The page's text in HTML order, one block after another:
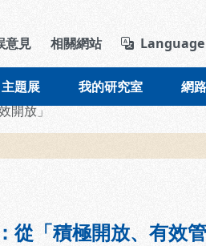
覽列區塊
意見 相關網站 Language
主題展 我的研究室 網
開放」
「積極開放、有效